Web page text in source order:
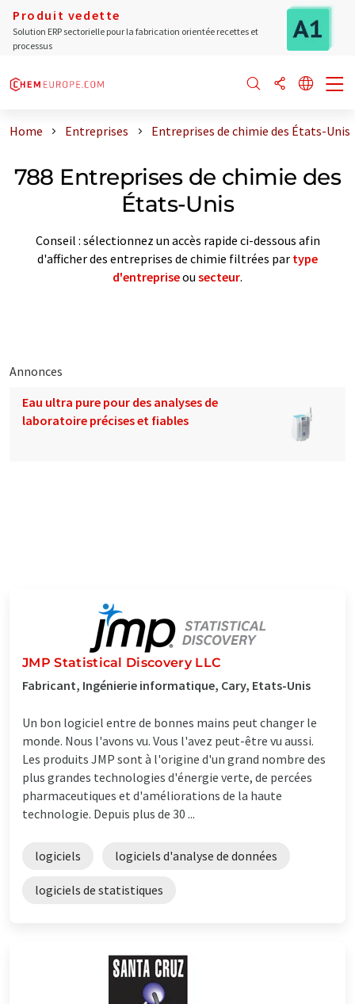
Produit vedette
Solution ERP sectorielle pour la fabrication orientée recettes et
processus
Home Entreprises Entreprises de chimie des États-Unis
788 Entreprises de chimie des
États-Unis
Conseil : sélectionnez un accès rapide ci-dessous afin
d'afficher des entreprises de chimie filtrées par type
d'entrepriseou secteur.
Annonces
Eau ultra pure pour des analyses de
laboratoire précises et fiables
JMP Statistical Discovery LLC
Fabricant, Ingénierie informatique, Cary, Etats-Unis
Un bon logiciel entre de bonnes mains peut changer le
monde. Nous l'avons vu. Vous l'avez peut-être vu aussi.
Les produits JMP sont à l'origine d'un grand nombre des
plus grandes technologies d'énergie verte, de percées
pharmaceutiques et d'améliorations de la haute
technologie. Depuis plus de 30 ...
logiciels logiciels d'analyse de données
logiciels de statistiques